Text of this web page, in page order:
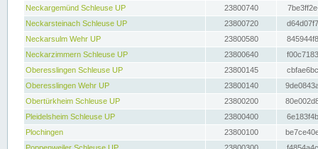
Neckargemünd Schleuse UP
23800740
Neckarsteinach Schleuse UP
23800720
Neckarsulm Wehr UP
23800580
Neckarzimmern Schleuse UP
23800640
Oberesslingen Schleuse UP
23800145
Oberesslingen Wehr UP
23800140
Obertürkheim Schleuse UP
23800200
Pleidelsheim Schleuse UP
23800400
Plochingen
23800100